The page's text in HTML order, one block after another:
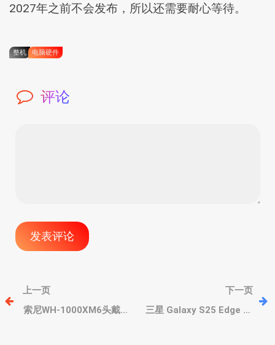
2027年之前不会发布，所以还需要耐心等待。
整机 电脑硬件
评论
文
章
上一页
索尼WH-1000XM6头戴耳
下一页
三星 Galaxy S25 Edge 只